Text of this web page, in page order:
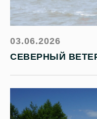
03.06.2026
СЕВЕРНЫЙ